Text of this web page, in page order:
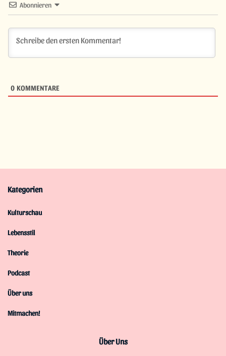
Abonnieren
0 KOMMENTARE
Kategorien
Kulturschau
Lebensstil
Theorie
Podcast
Über uns
Mitmachen!
Über Uns